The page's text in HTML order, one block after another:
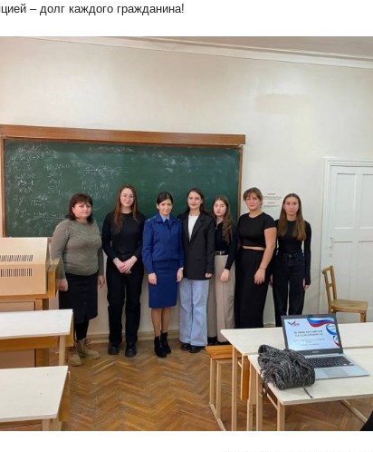
– долг каждого гражданина!